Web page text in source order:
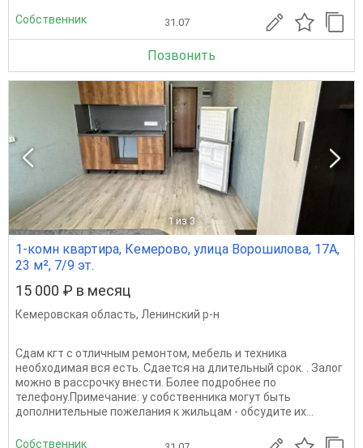
Собственник 31.07
Позвонить
1 из 3
1-комн квартира, Кемерово, улица Ворошилова, 17А,
23 м², 7/9 эт.
15 000 ₽ в месяц
Кемеровская область, Ленинский р-н
Сдам кгт с отличным ремонтом, мебель и техника
необходимая вся есть. Сдается на длительный срок. . Залог
можно в рассрочку внести. Более подробнее по
телефону.Примечание: у собственника могут быть
дополнительные пожелания к жильцам - обсудите их...
Собственник